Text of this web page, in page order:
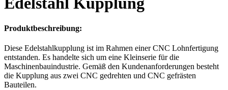
Produktbeschreibung:
Diese Edelstahlkupplung ist im Rahmen einer CNC Lohnfertigung
entstanden. Es handelte sich um eine Kleinserie für die
Maschinenbauindustrie. Gemäß den Kundenanforderungen besteht
die Kupplung aus zwei CNC gedrehten und CNC gefrästen
Bauteilen.